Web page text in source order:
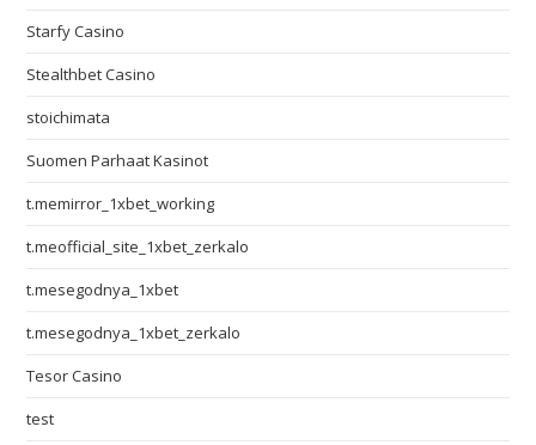
Starfy Casino
Stealthbet Casino
stoichimata
Suomen Parhaat Kasinot
t.memirror_1xbet_working
t.meofficial_site_1xbet_zerkalo
t.mesegodnya_1xbet
t.mesegodnya_1xbet_zerkalo
Tesor Casino
test